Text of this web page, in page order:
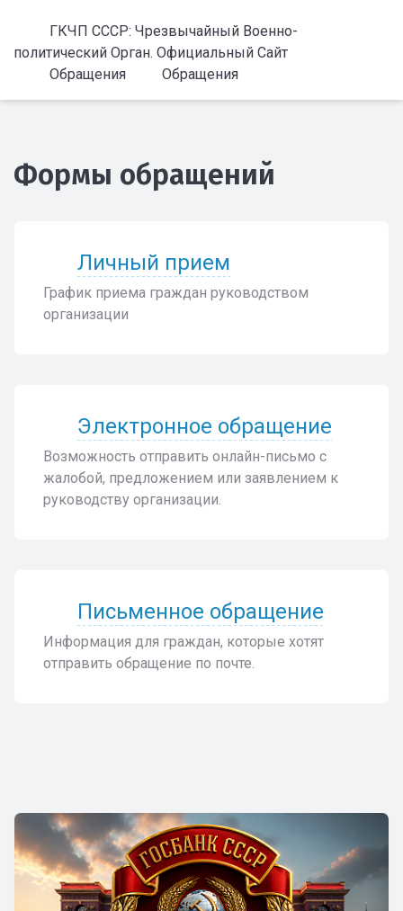
ГКЧП СССР: Чрезвычайный Военно-
политический Орган. Официальный Сайт
Обращения
Обращения
Формы обращений
Личный прием
График приема граждан руководством
организации
Электронное обращение
Возможность отправить онлайн-письмо с
жалобой, предложением или заявлением к
руководству организации.
Письменное обращение
Информация для граждан, которые хотят
отправить обращение по почте.